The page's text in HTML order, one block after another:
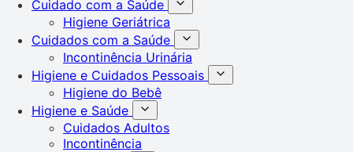
Cuidado com a Saúde
Higiene Geriátrica
Cuidados com a Saúde
Incontinência Urinária
Higiene e Cuidados Pessoais
Higiene do Bebê
Higiene e Saúde
Cuidados Adultos
Incontinência